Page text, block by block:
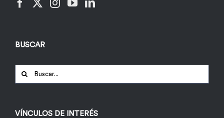
BUSCAR
Buscar:
VÍNCULOS DE INTERÉS